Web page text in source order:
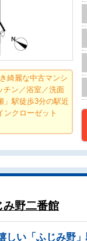
綺麗な中古マンシ
ン／浴室／洗面
駅徒歩3分の駅近
ンクローゼット
み野二番館